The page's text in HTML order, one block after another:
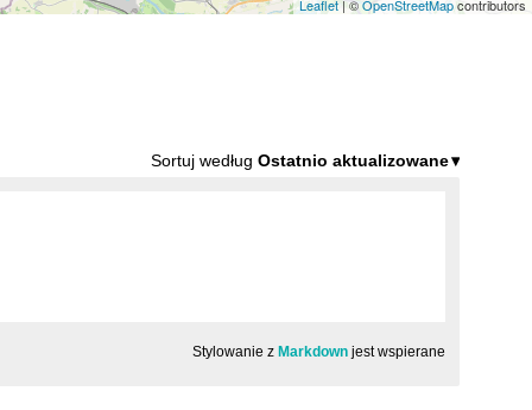
Leaflet | ©OpenStreetMapcontributors